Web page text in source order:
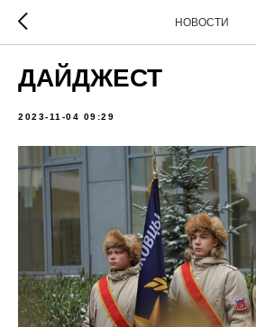
НОВОСТИ
ДАЙДЖЕСТ
2023-11-04 09:29